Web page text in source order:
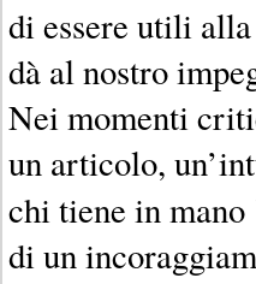
di essere utili
dà al nostro
Nei momenti
un articolo,
chi tiene in mano
di un